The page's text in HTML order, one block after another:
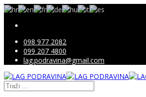
098 977 2082
099 207 4800
lag.podravina@gmail.com